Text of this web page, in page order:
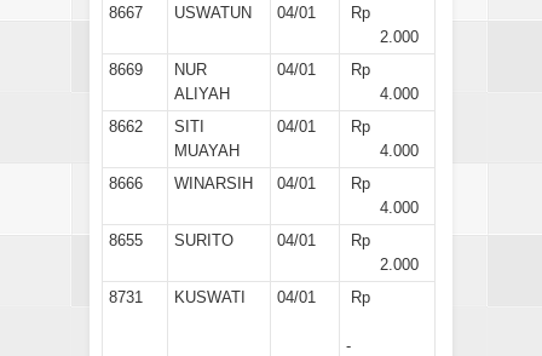
8667
USWATUN 04/01
Rp
2.000
8669
NUR
ALIYAH
04/01
Rp
4.000
8662
SITI
MUAYAH
04/01
Rp
4.000
8666
WINARSIH 04/01
Rp
4.000
8655
SURITO 04/01
Rp
2.000
8731
KUSWATI 04/01 Rp
-